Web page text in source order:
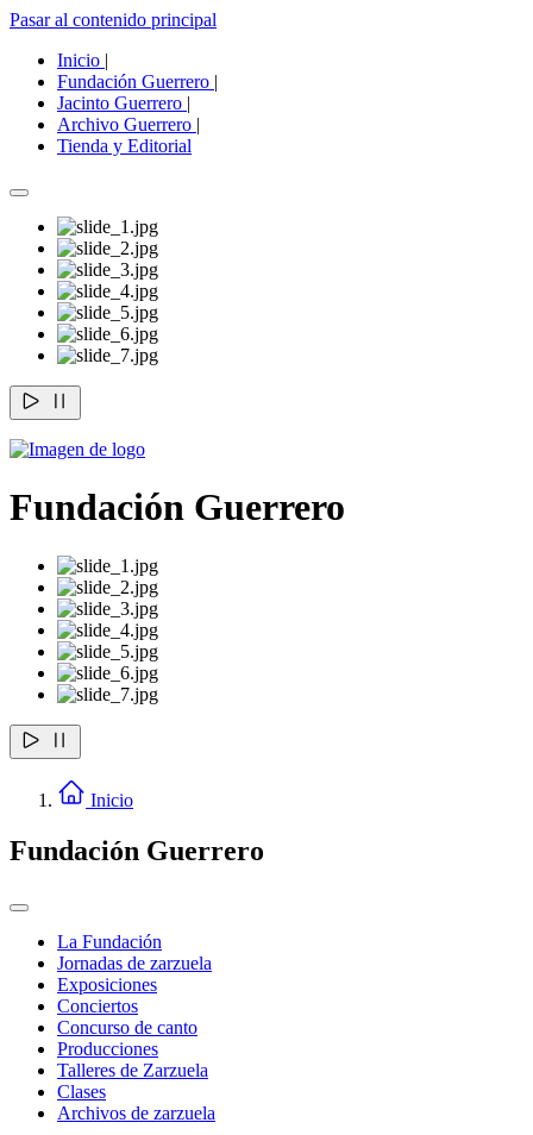
Pasar al contenido principal
Inicio |
Fundación Guerrero |
Jacinto Guerrero |
Archivo Guerrero |
Tienda y Editorial
Fundación Guerrero
Inicio
Fundación Guerrero
La Fundación
Jornadas de zarzuela
Exposiciones
Conciertos
Concurso de canto
Producciones
Talleres de Zarzuela
Clases
Archivos de zarzuela